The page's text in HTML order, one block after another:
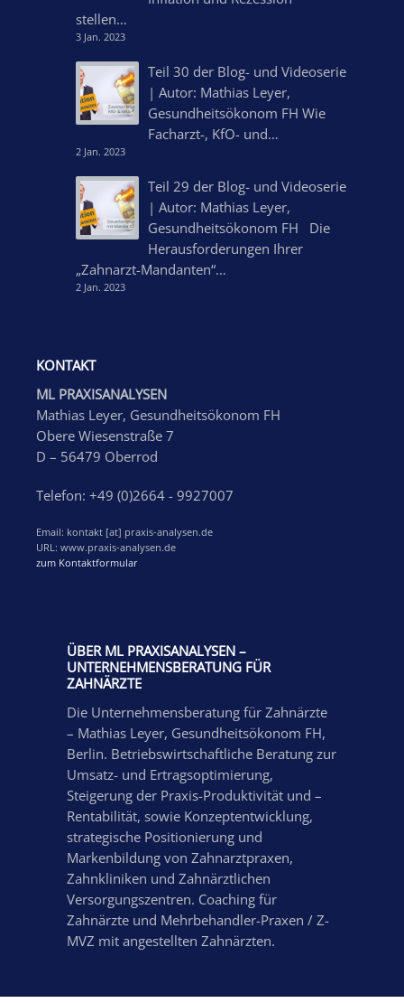
stellen…
3 Jan. 2023
Teil 30 der Blog- und Videoserie
| Autor: Mathias Leyer,
Gesundheitsökonom FH Wie
Facharzt-, KfO- und…
2 Jan. 2023
Teil 29 der Blog- und Videoserie
| Autor: Mathias Leyer,
Gesundheitsökonom FH Die
Herausforderungen Ihrer
„Zahnarzt-Mandanten“…
2 Jan. 2023
KONTAKT
ML PRAXISANALYSEN
Mathias Leyer, Gesundheitsökonom FH
Obere Wiesenstraße 7
D – 56479 Oberrod
Telefon: +49 (0)2664 - 9927007
Email: kontakt [at] praxis-analysen.de
URL: www.praxis-analysen.de
zum Kontaktformular
ÜBER ML PRAXISANALYSEN –
UNTERNEHMENSBERATUNG FÜR
ZAHNÄRZTE
Die Unternehmensberatung für Zahnärzte
– Mathias Leyer, Gesundheitsökonom FH,
Berlin. Betriebswirtschaftliche Beratung zur
Umsatz- und Ertragsoptimierung,
Steigerung der Praxis-Produktivität und –
Rentabilität, sowie Konzeptentwicklung,
strategische Positionierung und
Markenbildung von Zahnarztpraxen,
Zahnkliniken und Zahnärztlichen
Versorgungszentren. Coaching für
Zahnärzte und Mehrbehandler-Praxen / Z-
MVZ mit angestellten Zahnärzten.